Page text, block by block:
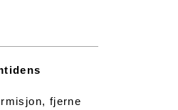
fjerne